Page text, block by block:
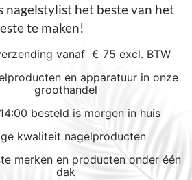
nagelstylist het beste van het
te maken!
vanaf € 75 excl. BTW
en apparatuur in onze
groothandel
besteld is morgen in huis
kwaliteit nagelproducten
merken en producten onder één
dak